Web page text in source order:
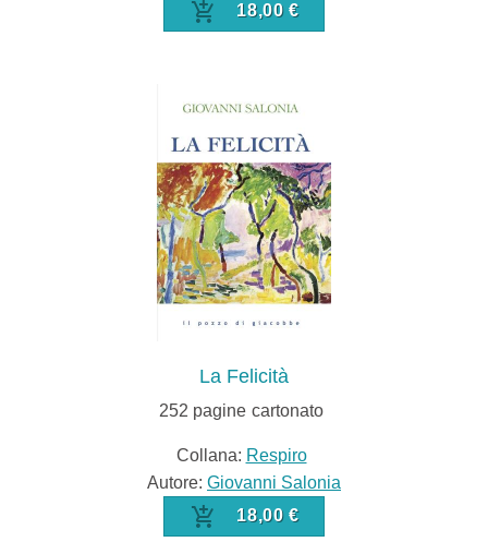
18,00 €
La Felicità
252 pagine cartonato
Collana: Respiro
Autore: Giovanni Salonia
18,00 €